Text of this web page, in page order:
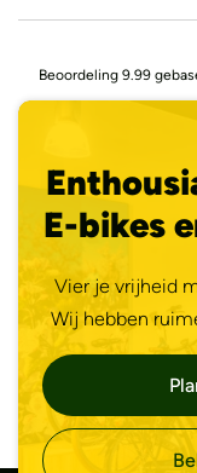
Beoordeling 9.99
E-bikes
Vier je vrijheid
Wij hebben